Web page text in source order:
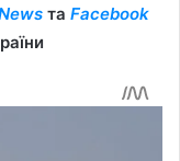
та Facebook